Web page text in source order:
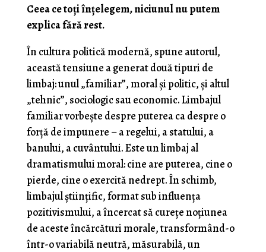
Ceea ce toți înțelegem, niciunul nu putem
explica fără rest.
În cultura politică modernă, spune autorul,
această tensiune a generat două tipuri de
limbaj: unul „familiar”, moral și politic, și altul
„tehnic”, sociologic sau economic. Limbajul
familiar vorbește despre puterea ca despre o
forță de impunere – a regelui, a statului, a
banului, a cuvântului. Este un limbaj al
dramatismului moral: cine are puterea, cine o
pierde, cine o exercită nedrept. În schimb,
limbajul științific, format sub influența
pozitivismului, a încercat să curețe noțiunea
de aceste încărcături morale, transformând-o
într-o variabilă neutră, măsurabilă, un